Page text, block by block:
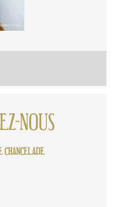
NOUS
CHANCELADE